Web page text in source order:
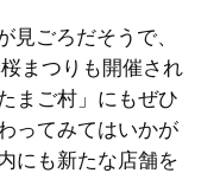
見ごろだそうで、
まつりも開催され
まご村」にもぜひ
ってみてはいかが
にも新たな店舗を